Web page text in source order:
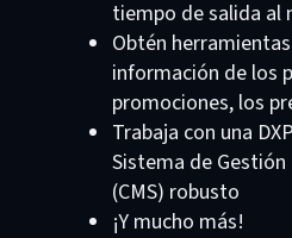
tiempo de salida al
Obtén
información de los
promociones, los
Trabaja con una
Sistema de
(CMS) robusto
¡Y mucho más!